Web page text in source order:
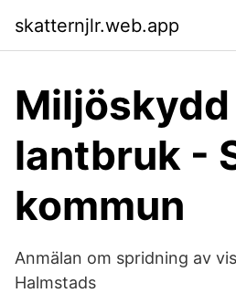
skatternjlr.web.app
lantbruk -
kommun
Anmälan om spridning av
Halmstads